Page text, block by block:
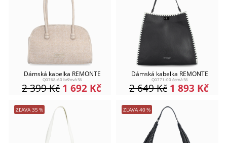
Dámská kabelka REMONTE
Q0768-60 béžová S6
1 692 Kč
2 399Kč
Dámská kabelka REMONTE
Q0771-00 černá S6
1 893 Kč
2 649Kč
ZĽAVA 35 % ZĽAVA 40%